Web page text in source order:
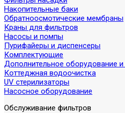
Накопительные баки
Обратноосмотические мембраны
Краны для фильтров
Насосы и помпы
Пурифайеры и диспенсеры
Комплектующие
Дополнительное оборудование
Коттеджная водоочистка
UV стерилизаторы
Насосное оборудование
Обслуживание фильтров